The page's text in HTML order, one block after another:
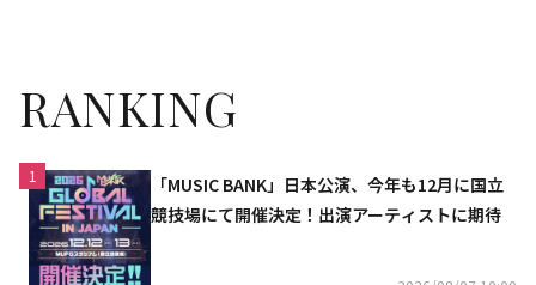
RANKING
1
「MUSIC BANK」日本公演、今年も12月に国立
競技場にて開催決定！出演アーティストに期待